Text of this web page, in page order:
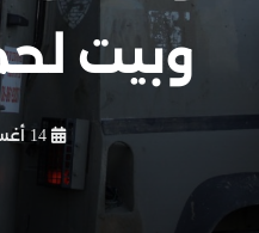
وبيت